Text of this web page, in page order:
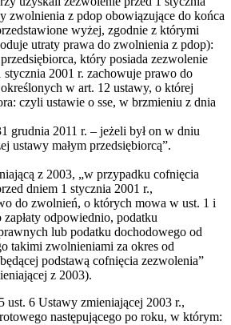
zwolnienia z pdop obowiązujące do końca
wyżej, zgodnie z którymi
utraty prawa do zwolnienia z pdop):
który posiada zezwolenie
stycznia 2001 r. zachowuje prawo do
w art. 12 ustawy, o której
czyli ustawie o sse, w brzmieniu z dnia
2011 r. – jeżeli był on w dniu
ustawy małym przedsiębiorcą”.
z 2003, „w przypadku cofnięcia
dniem 1 stycznia 2001 r.,
do zwolnień, o których mowa w ust. 1 i
odpowiednio, podatku
lub podatku dochodowego od
takimi zwolnieniami za okres od
podstawą cofnięcia zezwolenia”
z 2003).
ust. 6 Ustawy zmieniającej 2003 r.,
następującego po roku, w którym: